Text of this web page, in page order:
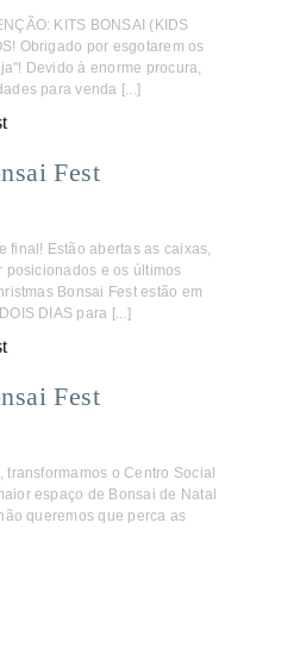
KITS BONSAI (KIDS
Obrigado por esgotarem os
Devido à enorme procura,
para venda [...]
Fest
final! Estão abertas as caixas,
posicionados e os últimos
Bonsai Fest estão em
DIAS para [...]
Fest
transformamos o Centro Social
espaço de Bonsai de Natal
queremos que perca as